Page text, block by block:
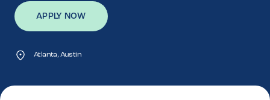
APPLY NOW
Atlanta, Austin